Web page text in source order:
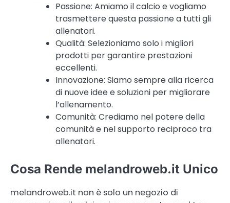
Passione: Amiamo il calcio e vogliamo
trasmettere questa passione a tutti gli
allenatori.
Qualità: Selezioniamo solo i migliori
prodotti per garantire prestazioni
eccellenti.
Innovazione: Siamo sempre alla ricerca
di nuove idee e soluzioni per migliorare
l’allenamento.
Comunità: Crediamo nel potere della
comunità e nel supporto reciproco tra
allenatori.
Cosa Rende melandroweb.it Unico
melandroweb.it non è solo un negozio di